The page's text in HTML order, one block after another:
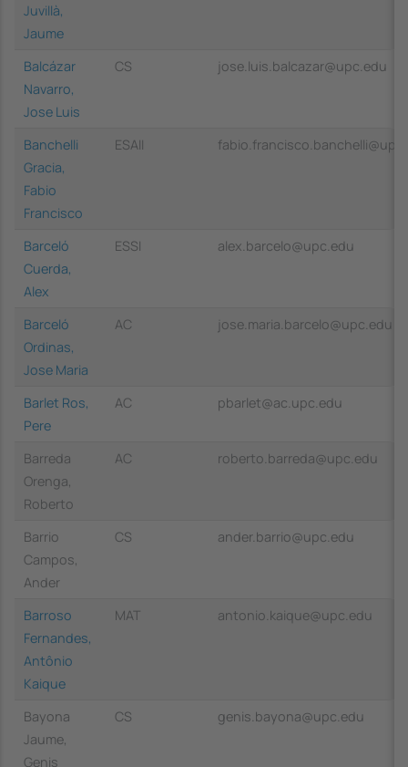
Juvillà,
Jaume
Balcázar
Navarro,
Jose Luis
CS jose.luis.balcazar@upc.edu
Banchelli
Gracia,
Fabio
Francisco
ESAII
Barceló
Cuerda,
Alex
ESSI alex.barcelo@upc.edu
Barceló
Ordinas,
Jose Maria
AC jose.maria.barcelo@upc.edu
Barlet Ros,
Pere
AC pbarlet@ac.upc.edu
Barreda
Orenga,
Roberto
AC roberto.barreda@upc.edu
Barrio
Campos,
Ander
CS ander.barrio@upc.edu
Barroso
Fernandes,
Antônio
Kaique
MAT antonio.kaique@upc.edu
Bayona
Jaume,
Genis
CS genis.bayona@upc.edu